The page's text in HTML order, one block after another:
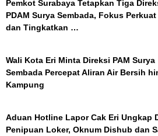
Pemkot Surabaya Tetapkan Tiga
PDAM Surya Sembada, Fokus
dan Tingkatkan …
Wali Kota Eri Minta Direksi PAM Surya
Sembada Percepat Aliran Air Bersih
Kampung
Aduan Hotline Lapor Cak Eri Ungkap
Penipuan Loker, Oknum Dishub dan